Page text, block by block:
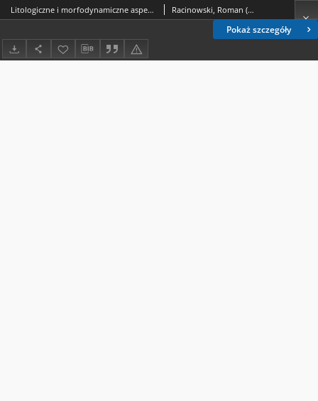
Pokaż szczegóły
Litologiczne i morfodynamiczne aspekty ochrony brzegu morskiego Pobrzeża Szczecińskiego Racinowski, Roman (1935- )